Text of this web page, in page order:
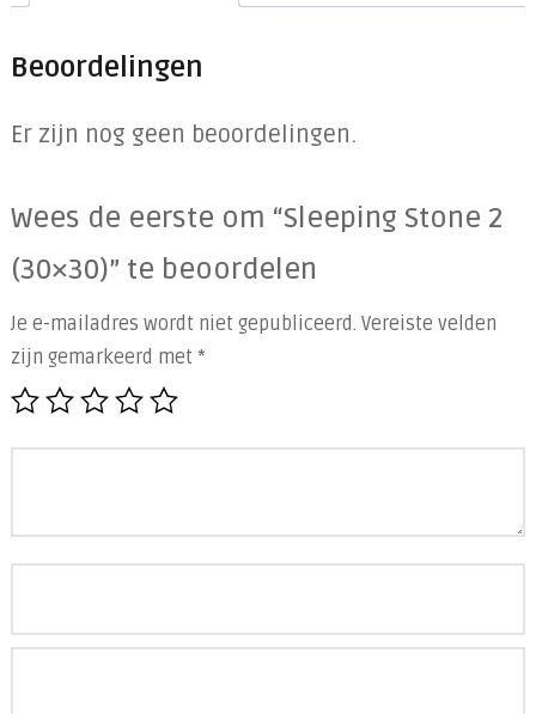
Beoordelingen
Er zijn nog geen beoordelingen.
Wees de eerste om “Sleeping Stone 2
(30×30)” te beoordelen
Je e-mailadres wordt niet gepubliceerd. Vereiste velden
zijn gemarkeerd met *